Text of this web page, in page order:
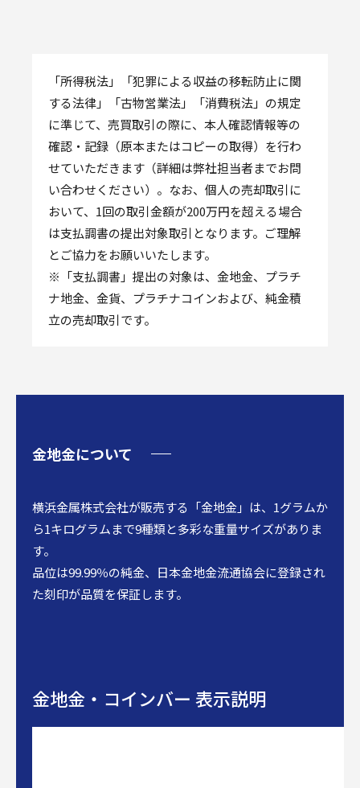
「所得税法」「犯罪による収益の移転防止に関
する法律」「古物営業法」「消費税法」の規定
に準じて、売買取引の際に、本人確認情報等の
確認・記録（原本またはコピーの取得）を行わ
せていただきます（詳細は弊社担当者までお問
い合わせください）。なお、個人の売却取引に
おいて、1回の取引金額が200万円を超える場合
は支払調書の提出対象取引となります。ご理解
とご協力をお願いいたします。
※「支払調書」提出の対象は、金地金、プラチ
ナ地金、金貨、プラチナコインおよび、純金積
立の売却取引です。
金地金について
横浜金属株式会社が販売する「金地金」は、1グラムか
ら1キログラムまで9種類と多彩な重量サイズがありま
す。
品位は99.99％の純金、日本金地金流通協会に登録され
た刻印が品質を保証します。
金地金・コインバー 表示説明